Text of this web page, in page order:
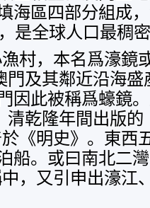
海區四部分組成
是全球人口最稠
村，本名爲濠鏡
門及其鄰近沿海
因此被稱爲蠔鏡
清乾隆年間出版
《明史》。東西
船。或曰南北二
，又引申出濠江